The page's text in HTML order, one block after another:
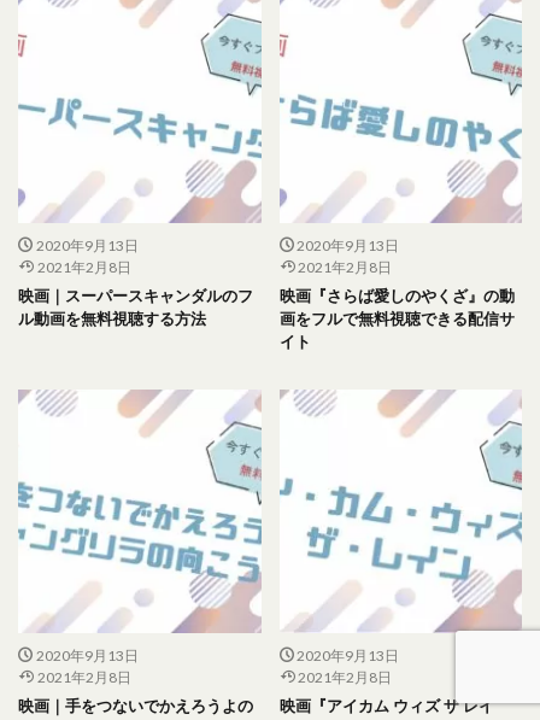
2020年9月13日
2021年2月8日
映画｜スーパースキャンダルのフ
ル動画を無料視聴する方法
2020年9月13日
2021年2月8日
映画『さらば愛しのやくざ』の動
画をフルで無料視聴できる配信サ
イト
2020年9月13日
2021年2月8日
映画｜手をつないでかえろうよの
2020年9月13日
2021年2月8日
映画『アイカム ウィズ ザ レイ